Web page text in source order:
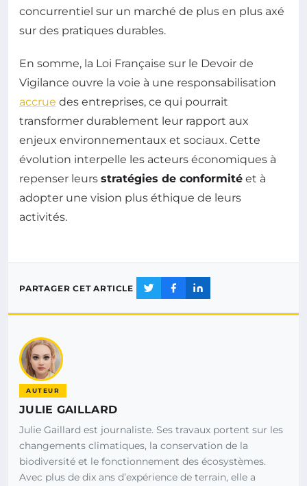
concurrentiel sur un marché de plus en plus axé
sur des pratiques durables.
En somme, la Loi Française sur le Devoir de
Vigilance ouvre la voie à une responsabilisation
accrue des entreprises, ce qui pourrait
transformer durablement leur rapport aux
enjeux environnementaux et sociaux. Cette
évolution interpelle les acteurs économiques à
repenser leurs stratégies de conformité et à
adopter une vision plus éthique de leurs
activités.
PARTAGER CET ARTICLE
AUTEUR
JULIE GAILLARD
Julie Gaillard est journaliste. Ses travaux portent sur les
changements climatiques, la conservation de la
biodiversité et le fonctionnement des écosystèmes.
Avec plus de dix ans d’expérience de terrain, elle a